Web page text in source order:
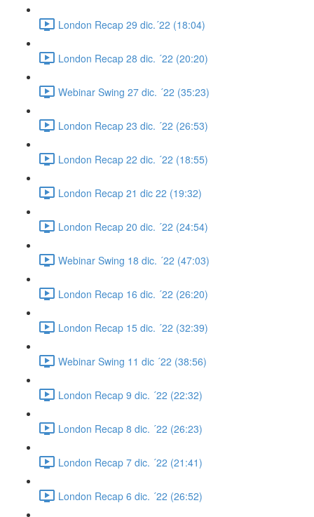
London Recap 29 dic.´22 (18:04)
London Recap 28 dic. ´22 (20:20)
Webinar Swing 27 dic. ´22 (35:23)
London Recap 23 dic. ´22 (26:53)
London Recap 22 dic. ´22 (18:55)
London Recap 21 dic 22 (19:32)
London Recap 20 dic. ´22 (24:54)
Webinar Swing 18 dic. ´22 (47:03)
London Recap 16 dic. ´22 (26:20)
London Recap 15 dic. ´22 (32:39)
Webinar Swing 11 dic ´22 (38:56)
London Recap 9 dic. ´22 (22:32)
London Recap 8 dic. ´22 (26:23)
London Recap 7 dic. ´22 (21:41)
London Recap 6 dic. ´22 (26:52)